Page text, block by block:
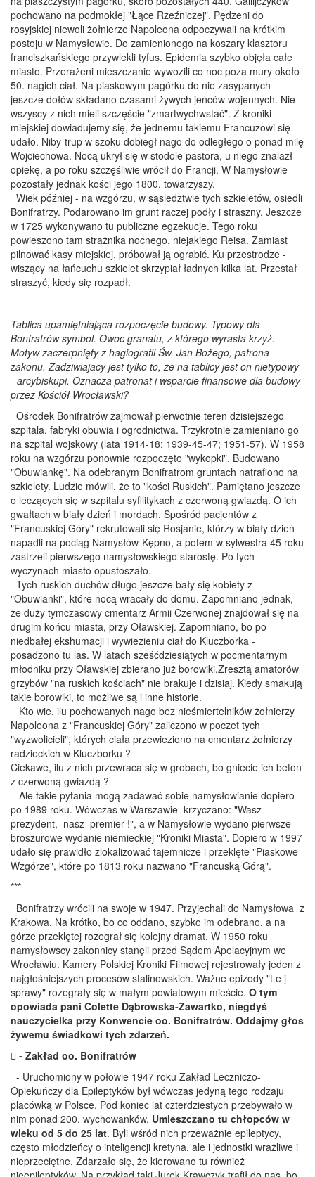
pochowano na podmokłej "Łące Rzeźniczej". Pędzeni do
rosyjskiej niewoli żołnierze Napoleona odpoczywali na krótkim
postoju w Namysłowie. Do zamienionego na koszary klasztoru
franciszkańskiego przywlekli tyfus. Epidemia szybko objęła całe
miasto. Przerażeni mieszczanie wywozili co noc poza mury około
50. nagich ciał. Na piaskowym pagórku do nie zasypanych
jeszcze dołów składano czasami żywych jeńców wojennych. Nie
wszyscy z nich mieli szczęście "zmartwychwstać". Z kroniki
miejskiej dowiadujemy się, że jednemu takiemu Francuzowi się
udało. Niby-trup w szoku dobiegł nago do odległego o ponad milę
Wojciechowa. Nocą ukrył się w stodole pastora, u niego znalazł
opiekę, a po roku szczęśliwie wrócił do Francji. W Namysłowie
pozostały jednak kości jego 1800. towarzyszy.
Wiek później - na wzgórzu, w sąsiedztwie tych szkieletów, osiedli
Bonifratrzy. Podarowano im grunt raczej podły i straszny. Jeszcze
w 1725 wykonywano tu publiczne egzekucje. Tego roku
powieszono tam strażnika nocnego, niejakiego Reisa. Zamiast
pilnować kasy miejskiej, próbował ją ograbić. Ku przestrodze -
wiszący na łańcuchu szkielet skrzypiał ładnych kilka lat. Przestał
straszyć, kiedy się rozpadł.
Tablica upamiętniająca rozpoczęcie budowy. Typowy dla
Bonfratrów symbol. Owoc granatu, z którego wyrasta krzyż.
Motyw zaczerpnięty z hagiografii Św. Jan Bożego, patrona
zakonu. Zadziwiajacy jest tylko to, że na tablicy jest on nietypowy
- arcybiskupi. Oznacza patronat i wsparcie finansowe dla budowy
przez Kościół Wrocławski?
Ośrodek Bonifratrów zajmował pierwotnie teren dzisiejszego
szpitala, fabryki obuwia i ogrodnictwa. Trzykrotnie zamieniano go
na szpital wojskowy (lata 1914-18; 1939-45-47; 1951-57). W 1958
roku na wzgórzu ponownie rozpoczęto "wykopki". Budowano
"Obuwiankę". Na odebranym Bonifratrom gruntach natrafiono na
szkielety. Ludzie mówili, że to "kości Ruskich". Pamiętano jeszcze
o leczących się w szpitalu syfilitykach z czerwoną gwiazdą. O ich
gwałtach w biały dzień i mordach. Spośród pacjentów z
"Francuskiej Góry" rekrutowali się Rosjanie, którzy w biały dzień
napadli na pociąg Namysłów-Kępno, a potem w sylwestra 45 roku
zastrzeli pierwszego namysłowskiego starostę. Po tych
wyczynach miasto opustoszało.
Tych ruskich duchów długo jeszcze bały się kobiety z
"Obuwianki", które nocą wracały do domu. Zapomniano jednak,
że duży tymczasowy cmentarz Armii Czerwonej znajdował się na
drugim końcu miasta, przy Oławskiej. Zapomniano, bo po
niedbałej ekshumacji i wywiezieniu ciał do Kluczborka -
posadzono tu las. W latach sześćdziesiątych w pocmentarnym
młodniku przy Oławskiej zbierano już borowiki.Zresztą amatorów
grzybów "na ruskich kościach" nie brakuje i dzisiaj. Kiedy smakują
takie borowiki, to możliwe są i inne historie.
Kto wie, ilu pochowanych nago bez nieśmiertelników żołnierzy
Napoleona z "Francuskiej Góry" zaliczono w poczet tych
"wyzwolicieli", których ciała przewieziono na cmentarz żołnierzy
radzieckich w Kluczborku ?
Ciekawe, ilu z nich przewraca się w grobach, bo gniecie ich beton
z czerwoną gwiazdą ?
Ale takie pytania mogą zadawać sobie namysłowianie dopiero
po 1989 roku. Wówczas w Warszawie krzyczano: "Wasz
prezydent, nasz premier !", a w Namysłowie wydano pierwsze
broszurowe wydanie niemieckiej "Kroniki Miasta". Dopiero w 1997
udało się prawidło zlokalizować tajemnicze i przeklęte "Piaskowe
Wzgórze", które po 1813 roku nazwano "Francuską Górą".
***
Bonifratrzy wrócili na swoje w 1947. Przyjechali do Namysłowa z
Krakowa. Na krótko, bo co oddano, szybko im odebrano, a na
górze przeklętej rozegrał się kolejny dramat. W 1950 roku
namysłowscy zakonnicy stanęli przed Sądem Apelacyjnym we
Wrocławiu. Kamery Polskiej Kroniki Filmowej rejestrowały jeden z
najgłośniejszych procesów stalinowskich. Ważne epizody "t e j
sprawy" rozegrały się w małym powiatowym mieście. O tym
opowiada pani Colette Dąbrowska-Zawartko, niegdyś
nauczycielka przy Konwencie oo. Bonifratrów. Oddajmy głos
żywemu świadkowi tych zdarzeń.
 - Zakład oo. Bonifratrów
- Uruchomiony w połowie 1947 roku Zakład Leczniczo-
Opiekuńczy dla Epileptyków był wówczas jedyną tego rodzaju
placówką w Polsce. Pod koniec lat czterdziestych przebywało w
nim ponad 200. wychowanków. Umieszczano tu chłopców w
wieku od 5 do 25 lat. Byli wśród nich przeważnie epileptycy,
często młodzieńcy o inteligencji kretyna, ale i jednostki wrażliwe i
nieprzeciętne. Zdarzało się, że kierowano tu również